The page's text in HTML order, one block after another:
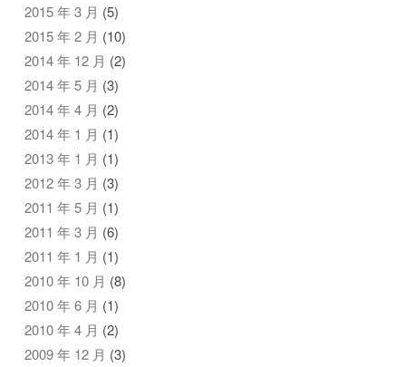
2015 年 3 月 (5)
2015 年 2 月 (10)
2014 年 12 月 (2)
2014 年 5 月 (3)
2014 年 4 月 (2)
2014 年 1 月 (1)
2013 年 1 月 (1)
2012 年 3 月 (3)
2011 年 5 月 (1)
2011 年 3 月 (6)
2011 年 1 月 (1)
2010 年 10 月 (8)
2010 年 6 月 (1)
2010 年 4 月 (2)
2009 年 12 月 (3)